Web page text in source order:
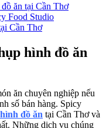
ăn tại Cần Thơ
Food Studio
Cần Thơ
hình đồ ăn
ăn chuyên nghiệp nếu
số bán hàng. Spicy
đồ ăn tại Cần Thơ và
Những dịch vụ chúng